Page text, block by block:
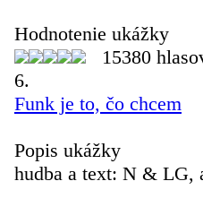
Hodnotenie ukážky
15380
6.
Funk je to, čo chcem
Popis ukážky
hudba a text: N & LG,